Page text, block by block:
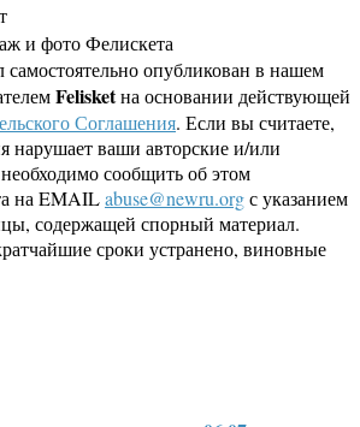
и фото Фелискета
опубликован в нашем
Felisketна основании действующей
Соглашения. Если вы считаете,
нарушает ваши авторские и/или
сообщить об этом
на EMAILabuse@newru.orgс указанием
содержащей спорный материал.
сроки устранено, виновные